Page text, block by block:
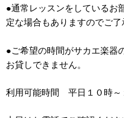
●通常レッスンをしているお
定な場合もありますのでご了
●ご希望の時間がサカエ楽器
お貸しできません。
利用可能時間 平日１０時～